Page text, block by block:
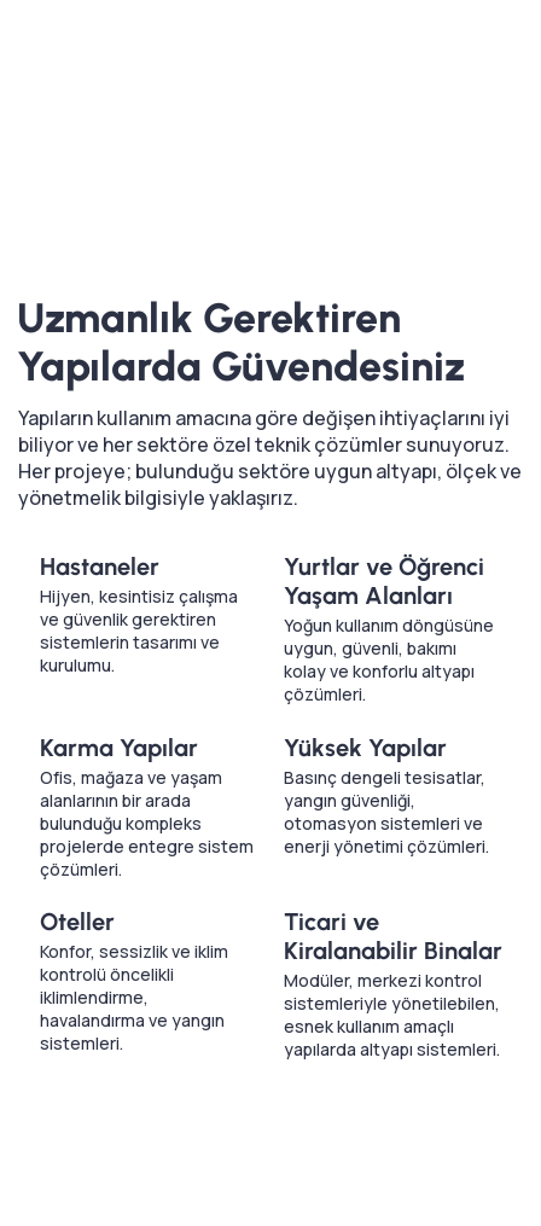
Uzmanlık Gerektiren
Yapılarda Güvendesiniz
Yapıların kullanım amacına göre değişen ihtiyaçlarını iyi
biliyor ve her sektöre özel teknik çözümler sunuyoruz.
Her projeye; bulunduğu sektöre uygun altyapı, ölçek ve
yönetmelik bilgisiyle yaklaşırız.
Hastaneler
Hijyen, kesintisiz çalışma
ve güvenlik gerektiren
sistemlerin tasarımı ve
kurulumu.
Yurtlar ve Öğrenci
Yaşam Alanları
Yoğun kullanım döngüsüne
uygun, güvenli, bakımı
kolay ve konforlu altyapı
çözümleri.
Karma Yapılar
Ofis, mağaza ve yaşam
alanlarının bir arada
bulunduğu kompleks
projelerde entegre sistem
çözümleri.
Yüksek Yapılar
Basınç dengeli tesisatlar,
yangın güvenliği,
otomasyon sistemleri ve
enerji yönetimi çözümleri.
Oteller
Konfor, sessizlik ve iklim
kontrolü öncelikli
iklimlendirme,
havalandırma ve yangın
sistemleri.
Ticari ve
Kiralanabilir Binalar
Modüler, merkezi kontrol
sistemleriyle yönetilebilen,
esnek kullanım amaçlı
yapılarda altyapı sistemleri.